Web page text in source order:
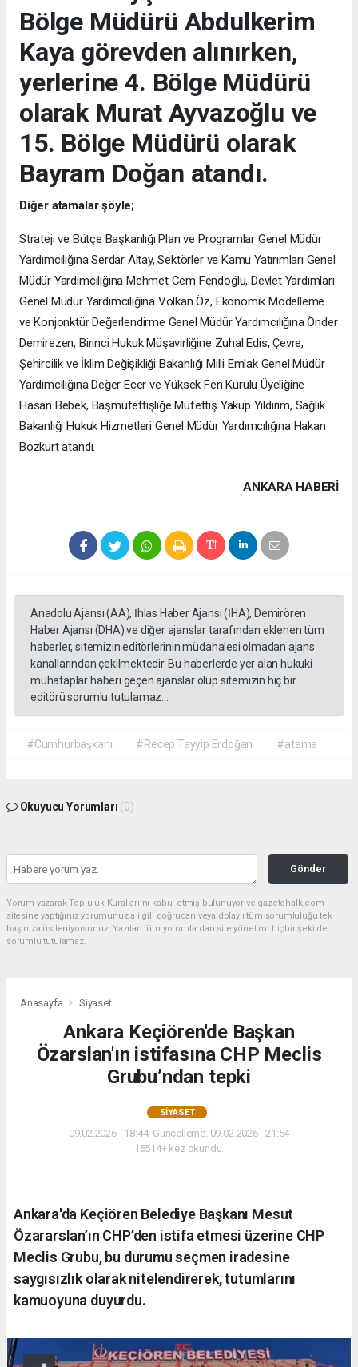
Bölge Müdürü Abdulkerim
Kaya görevden alınırken,
yerlerine 4. Bölge Müdürü
olarak Murat Ayvazoğlu ve
15. Bölge Müdürü olarak
Bayram Doğan atandı.
Diğer atamalar şöyle;
Strateji ve Bütçe Başkanlığı Plan ve Programlar Genel Müdür
Yardımcılığına Serdar Altay, Sektörler ve Kamu Yatırımları Genel
Müdür Yardımcılığına Mehmet Cem Fendoğlu, Devlet Yardımları
Genel Müdür Yardımcılığına Volkan Öz, Ekonomik Modelleme
ve Konjonktür Değerlendirme Genel Müdür Yardımcılığına Önder
Demirezen, Birinci Hukuk Müşavirliğine Zuhal Edis, Çevre,
Şehircilik ve İklim Değişikliği Bakanlığı Milli Emlak Genel Müdür
Yardımcılığına Değer Ecer ve Yüksek Fen Kurulu Üyeliğine
Hasan Bebek, Başmüfettişliğe Müfettiş Yakup Yıldırım, Sağlık
Bakanlığı Hukuk Hizmetleri Genel Müdür Yardımcılığına Hakan
Bozkurt atandı.
ANKARA HABERİ
Anadolu Ajansı (AA), İhlas Haber Ajansı (İHA), Demirören
Haber Ajansı (DHA) ve diğer ajanslar tarafından eklenen tüm
haberler, sitemizin editörlerinin müdahalesi olmadan ajans
kanallarından çekilmektedir. Bu haberlerde yer alan hukuki
muhataplar haberi geçen ajanslar olup sitemizin hiç bir
editörü sorumlu tutulamaz...
#Cumhurbaşkanı #Recep Tayyip Erdoğan #atama
Okuyucu Yorumları (0)
Gönder
Yorum yazarak Topluluk Kuralları’nı kabul etmiş bulunuyor ve gazetehalk.com
sitesine yaptığınız yorumunuzla ilgili doğrudan veya dolaylı tüm sorumluluğu tek
başınıza üstleniyorsunuz. Yazılan tüm yorumlardan site yönetimi hiçbir şekilde
sorumlu tutulamaz.
Anasayfa Siyaset
Ankara Keçiören'de Başkan
Özarslan'ın istifasına CHP Meclis
Grubu’ndan tepki
SIYASET
09.02.2026 - 18:44, Güncelleme: 09.02.2026 - 21:54
15514+ kez okundu.
Ankara'da Keçiören Belediye Başkanı Mesut
Özararslan’ın CHP’den istifa etmesi üzerine CHP
Meclis Grubu, bu durumu seçmen iradesine
saygısızlık olarak nitelendirerek, tutumlarını
kamuoyuna duyurdu.